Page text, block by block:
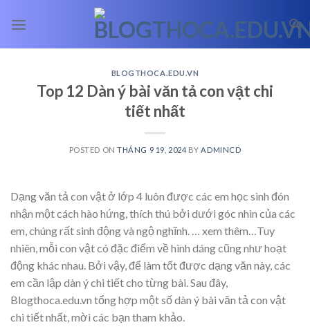
BLOGTHOCA.EDU.VN
Top 12 Dàn ý bài văn tả con vật chi
tiết nhất
POSTED ONTHÁNG 9 19, 2024 BY ADMINCD
Dạng văn tả con vật ở lớp 4 luôn được các em học sinh đón
nhận một cách hào hứng, thích thú bởi dưới góc nhìn của các
em, chúng rất sinh động và ngộ nghĩnh.
… xem thêm… Tuy
nhiên, mỗi con vật có đặc điểm về hình dáng cũng như hoạt
động khác nhau. Bởi vậy, để làm tốt được dạng văn này, các
em cần lập dàn ý chi tiết cho từng bài. Sau đây,
Blogthoca.edu.vn tổng hợp một số dàn ý bài văn tả con vật
chi tiết nhất, mời các bạn tham khảo.